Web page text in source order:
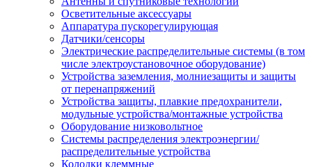
Осветительные аксессуары
Аппаратура пускорегулирующая
Датчики/сенсоры
Электрические распределительные системы (в том
числе электроустановочное оборудование)
Устройства заземления, молниезащиты и защиты
от перенапряжений
Устройства защиты, плавкие предохранители,
модульные устройства/монтажные устройства
Оборудование низковольтное
Системы распределения электроэнергии/
распределительные устройства
Колодки клеммные